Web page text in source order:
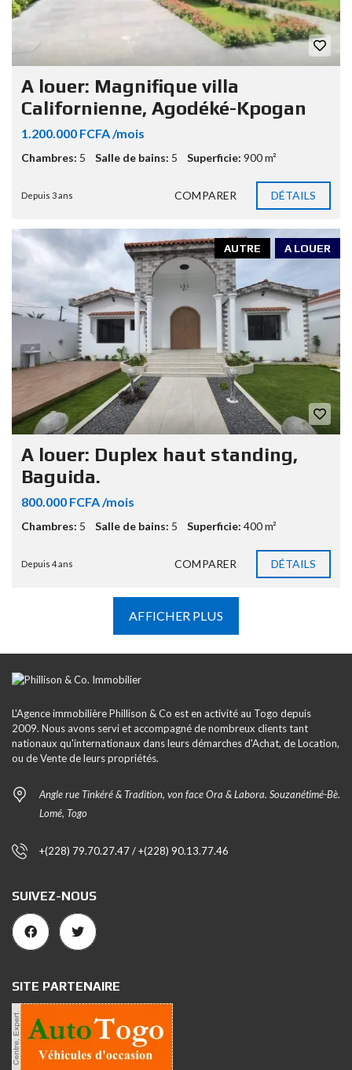
A louer: Magnifique villa
Californienne, Agodéké-Kpogan
1.200.000 FCFA /mois
Chambres: 5 Salle de bains: 5 Superficie: 900 m²
Depuis 3 ans COMPARER DÉTAILS
A LOUER
AUTRE
A louer: Duplex haut standing,
Baguida.
800.000 FCFA /mois
Chambres: 5 Salle de bains: 5 Superficie: 400 m²
Depuis 4 ans COMPARER DÉTAILS
AFFICHER PLUS
L'Agence immobilière Phillison & Co est en activité au Togo depuis
2009. Nous avons servi et accompagné de nombreux clients tant
nationaux qu'internationaux dans leurs démarches d'Achat, de Location,
ou de Vente de leurs propriétés.
Angle rue Tinkéré & Tradition, von face Ora & Labora. Souzanétimé-Bè.
Lomé, Togo
+(228) 79.70.27.47 / +(228) 90.13.77.46
SUIVEZ-NOUS
SITE PARTENAIRE